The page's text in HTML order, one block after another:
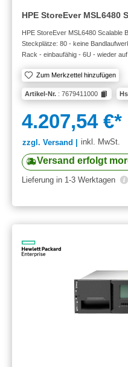
HPE StoreEver MSL6480
HPE StoreEver MSL6480 Scalable
Steckplätze: 80 - keine
Rack - einbaufähig - 6U - wieder
Zum Merkzettel hinzufügen
Artikel-Nr. : 7679411000
4.207,54 €*
zzgl. Versand | inkl. MwSt.
Versand erfolgt
Lieferung in 1-3 Werktagen